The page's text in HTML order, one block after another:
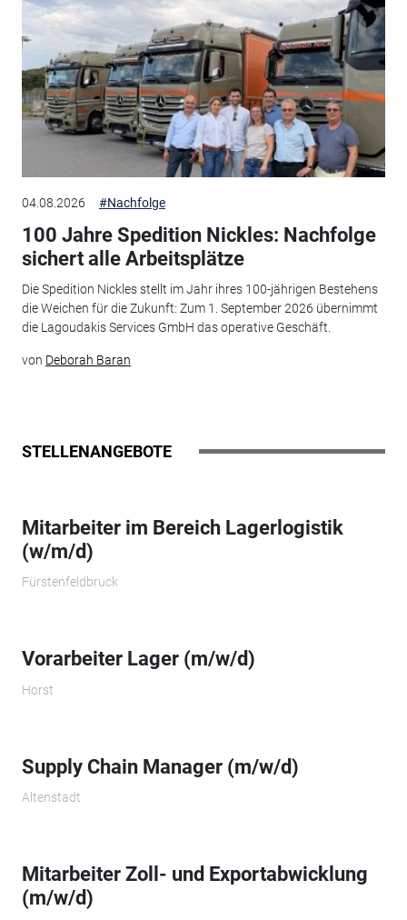
04.08.2026 #Nachfolge
100 Jahre Spedition Nickles: Nachfolge
sichert alle Arbeitsplätze
Die Spedition Nickles stellt im Jahr ihres 100-jährigen Bestehens
die Weichen für die Zukunft: Zum 1. September 2026 übernimmt
die Lagoudakis Services GmbH das operative Geschäft.
von Deborah Baran
STELLENANGEBOTE
Mitarbeiter im Bereich Lagerlogistik
(w/m/d)
Fürstenfeldbruck
Vorarbeiter Lager (m/w/d)
Horst
Supply Chain Manager (m/w/d)
Altenstadt
Mitarbeiter Zoll- und Exportabwicklung
(m/w/d)